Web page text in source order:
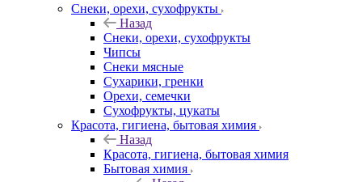
Снеки, орехи, сухофрукты
Назад
Снеки, орехи, сухофрукты
Чипсы
Снеки мясные
Сухарики, гренки
Орехи, семечки
Сухофрукты, цукаты
Красота, гигиена, бытовая химия
Назад
Красота, гигиена, бытовая химия
Бытовая химия